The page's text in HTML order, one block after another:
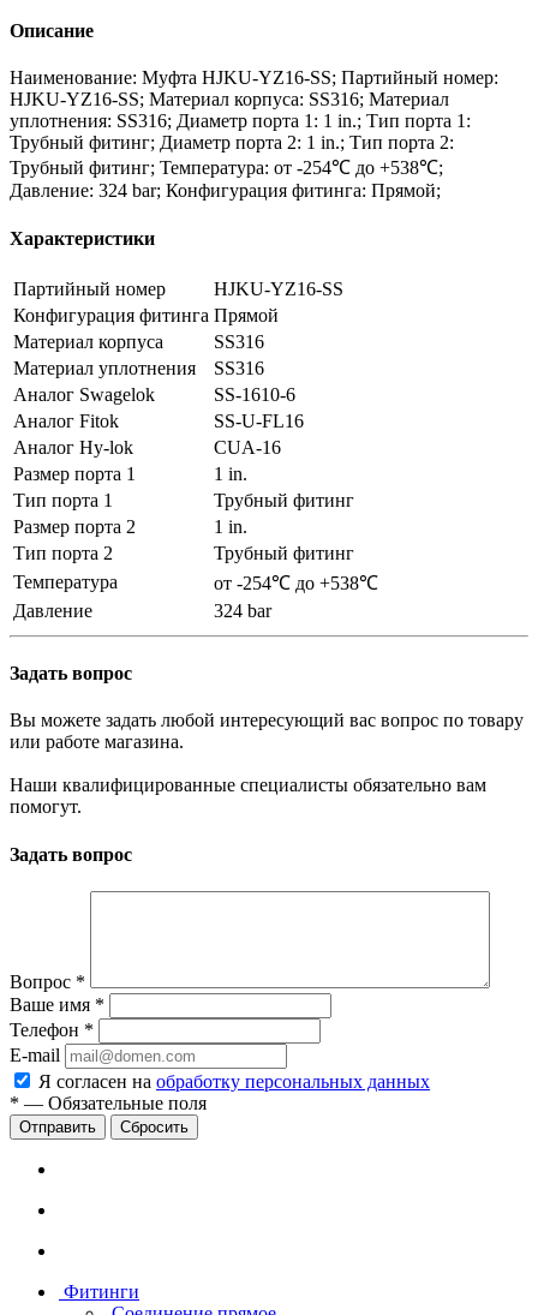
Описание
Наименование: Муфта HJKU-YZ16-SS; Партийный номер:
HJKU-YZ16-SS; Материал корпуса: SS316; Материал
уплотнения: SS316; Диаметр порта 1: 1 in.; Тип порта 1:
Трубный фитинг; Диаметр порта 2: 1 in.; Тип порта 2:
Трубный фитинг; Температура: от -254℃ до +538℃;
Давление: 324 bar; Конфигурация фитинга: Прямой;
Характеристики
Партийный номер
HJKU-YZ16-SS
Конфигурация фитинга Прямой
Материал корпуса
SS316
Материал уплотнения
SS316
Аналог Swagelok
SS-1610-6
Аналог Fitok
SS-U-FL16
Аналог Hy-lok
CUA-16
Размер порта 1
1 in.
Тип порта 1
Трубный фитинг
Размер порта 2
1 in.
Тип порта 2
Трубный фитинг
Температура
от -254℃ до +538℃
Давление
324 bar
Задать вопрос
Вы можете задать любой интересующий вас вопрос по товару
или работе магазина.
Наши квалифицированные специалисты обязательно вам
помогут.
Задать вопрос
Вопрос *
Ваше имя *
Телефон *
E-mail
Я согласен на обработку персональных данных
* — Обязательные поля
Сбросить
Фитинги